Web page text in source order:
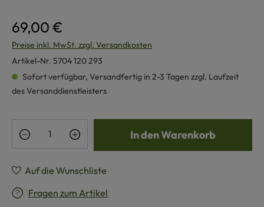
69,00 €
Preise inkl. MwSt. zzgl. Versandkosten
Artikel-Nr. 5704 120 293
Sofort verfügbar, Versandfertig in 2-3 Tagen zzgl. Laufzeit
des Versanddienstleisters
Produkt Anzahl: Gib den gewünschten
In den Warenkorb
Auf die Wunschliste
Fragen zum Artikel